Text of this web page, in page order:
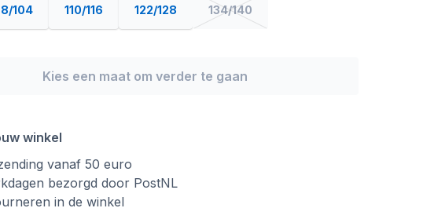
104 110/116 122/128 134/140
Kies een maat om verder te gaan
winkel
vanaf 50 euro
bezorgd door PostNL
in de winkel